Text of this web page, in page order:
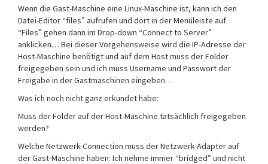
Wenn die Gast-Maschine eine Linux-Maschine ist, kann ich den
Datei-Editor “files” aufrufen und dort in der Menüleiste auf
“Files” gehen dann im Drop-down “Connect to Server”
anklicken… Bei dieser Vorgehensweise wird die IP-Adresse der
Host-Maschine benötigt und auf dem Host muss der Folder
freigegeben sein und ich muss Username und Passwort der
Freigabe in der Gastmaschinen eingeben…
Was ich noch nicht ganz erkundet habe:
Muss der Folder auf der Host-Maschine tatsächlich freigegeben
werden?
Welche Netzwerk-Connection muss der Netzwerk-Adapter auf
der Gast-Maschine haben: Ich nehme immer “bridged” und nicht